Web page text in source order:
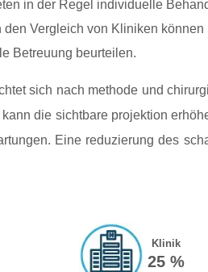
in der Regel individuelle
Vergleich von Kliniken können
Betreuung beurteilen.
sich nach methode und
die sichtbare projektion
Eine reduzierung des
Klinik
25 %